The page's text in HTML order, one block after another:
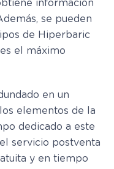
información
se pueden
de Hiperbaric
el máximo
en un
elementos de la
dedicado a este
servicio postventa
y en tiempo